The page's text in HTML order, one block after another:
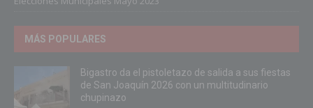
MÁS POPULARES
Bigastro da el pistoletazo de salida a sus fiestas
de San Joaquín 2026 con un multitudinario
chupinazo